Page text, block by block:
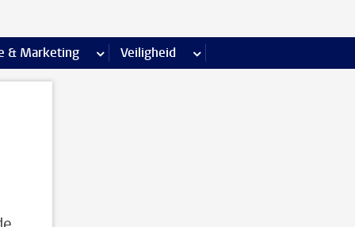
& Marketing meer Communicatie & Marketing pagina’s
Veiligheid meer Veiligheid pagina’s